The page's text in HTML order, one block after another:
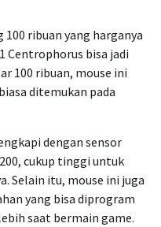
ribuan yang harganya
Centrophorus bisa jadi
100 ribuan, mouse ini
ditemukan pada
dengan sensor
cukup tinggi untuk
Selain itu, mouse ini juga
yang bisa diprogram
saat bermain game.